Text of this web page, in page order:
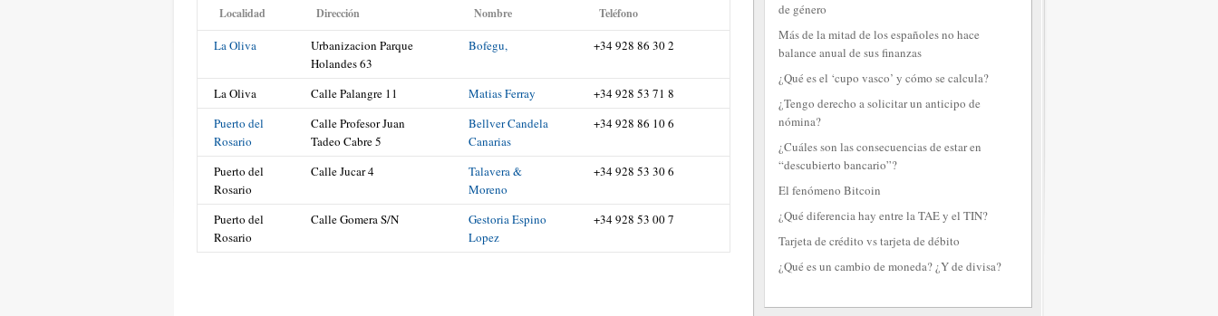
Localidad Dirección Nombre Teléfono
La Oliva
Urbanizacion Parque
Holandes 63
Bofegu, +34 928 86 30 2
La Oliva Calle Palangre 11 Matias Ferray
+34 928 53 71 8
Puerto del
Rosario
Calle Profesor Juan
Tadeo Cabre 5
Bellver Candela
Canarias
+34 928 86 10 6
Puerto del
Rosario
Calle Jucar 4
Talavera &
Moreno
+34 928 53 30 6
Puerto del
Rosario
Calle Gomera S/N
Gestoria Espino
Lopez
+34 928 53 00 7
de género
Más de la mitad de los españoles no hace
balance anual de sus finanzas
¿Qué es el ‘cupo vasco’ y cómo se calcula?
¿Tengo derecho a solicitar un anticipo de
nómina?
¿Cuáles son las consecuencias de estar en
“descubierto bancario”?
El fenómeno Bitcoin
¿Qué diferencia hay entre la TAE y el TIN?
Tarjeta de crédito vs tarjeta de débito
¿Qué es un cambio de moneda? ¿Y de divisa?